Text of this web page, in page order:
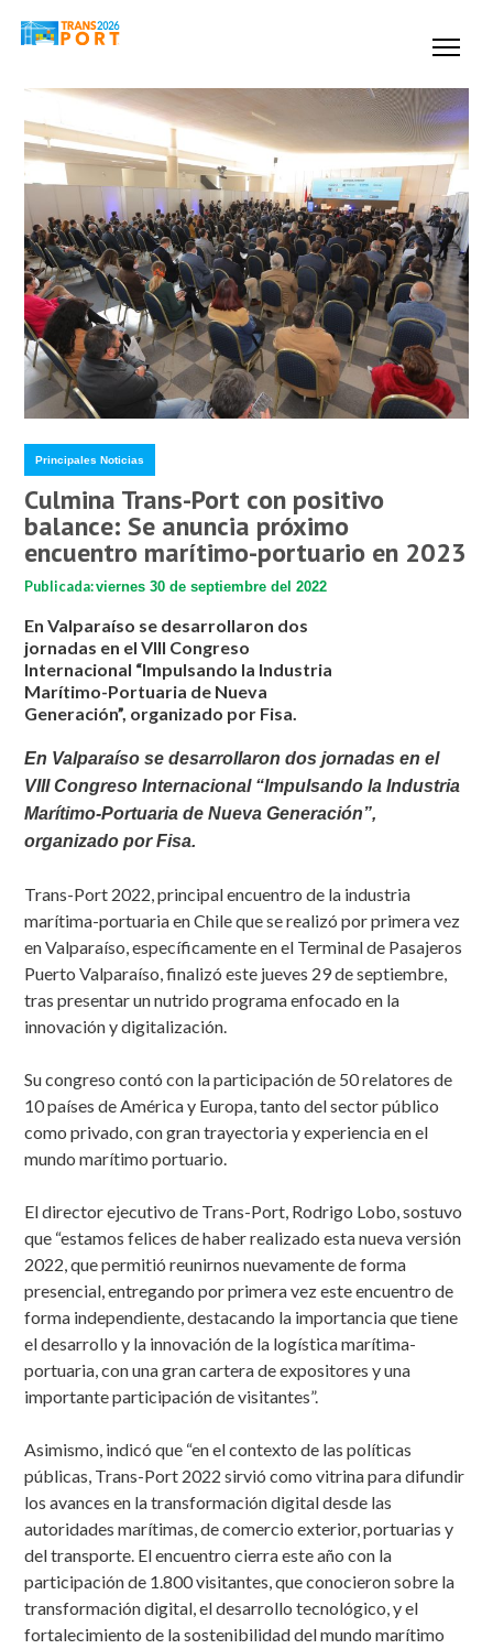
Principales Noticias
Culmina Trans-Port con positivo
balance: Se anuncia próximo
encuentro marítimo-portuario en 2023
Publicada:viernes 30 de septiembre del 2022
En Valparaíso se desarrollaron dos
jornadas en el VIII Congreso
Internacional “Impulsando la Industria
Marítimo-Portuaria de Nueva
Generación”, organizado por Fisa.
En Valparaíso se desarrollaron dos jornadas en el
VIII Congreso Internacional “Impulsando la Industria
Marítimo-Portuaria de Nueva Generación”,
organizado por Fisa.
Trans-Port 2022, principal encuentro de la industria
marítima-portuaria en Chile que se realizó por primera vez
en Valparaíso, específicamente en el Terminal de Pasajeros
Puerto Valparaíso, finalizó este jueves 29 de septiembre,
tras presentar un nutrido programa enfocado en la
innovación y digitalización.
Su congreso contó con la participación de 50 relatores de
10 países de América y Europa, tanto del sector público
como privado, con gran trayectoria y experiencia en el
mundo marítimo portuario.
El director ejecutivo de Trans-Port, Rodrigo Lobo, sostuvo
que “estamos felices de haber realizado esta nueva versión
2022, que permitió reunirnos nuevamente de forma
presencial, entregando por primera vez este encuentro de
forma independiente, destacando la importancia que tiene
el desarrollo y la innovación de la logística marítima-
portuaria, con una gran cartera de expositores y una
importante participación de visitantes”.
Asimismo, indicó que “en el contexto de las políticas
públicas, Trans-Port 2022 sirvió como vitrina para difundir
los avances en la transformación digital desde las
autoridades marítimas, de comercio exterior, portuarias y
del transporte. El encuentro cierra este año con la
participación de 1.800 visitantes, que conocieron sobre la
transformación digital, el desarrollo tecnológico, y el
fortalecimiento de la sostenibilidad del mundo marítimo